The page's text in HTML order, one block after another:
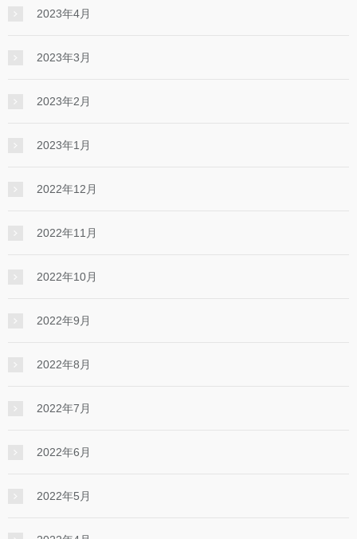
2023年4月
2023年3月
2023年2月
2023年1月
2022年12月
2022年11月
2022年10月
2022年9月
2022年8月
2022年7月
2022年6月
2022年5月